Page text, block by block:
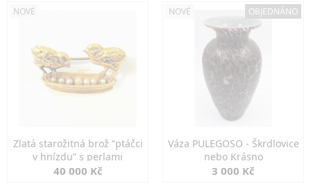
NOVÉ
Zlatá starožitná brož “ptáčci
v hnízdu” s perlami
40 000 Kč
NOVÉ OBJEDNÁNO
Váza PULEGOSO - Škrdlovice
nebo Krásno
3 000 Kč